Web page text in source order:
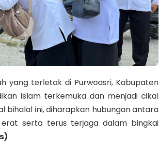
yang terletak di Purwoasri, Kabupaten
Islam terkemuka dan menjadi cikal
bihalal ini, diharapkan hubungan antara
serta terus terjaga dalam bingkai